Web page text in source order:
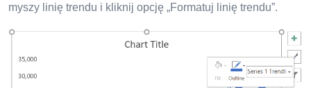
myszy linię trendu i kliknij opcję „Formatuj linię trendu”.